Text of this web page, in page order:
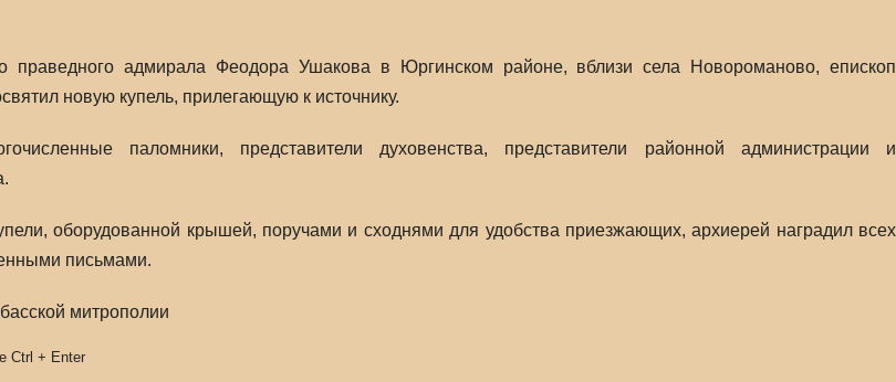
праведного адмирала Феодора Ушакова в Юргинском районе, вблизи села Новороманово, епископ
новую купель, прилегающую к источнику.
паломники, представители духовенства, представители районной администрации и
оборудованной крышей, поручами и сходнями для удобства приезжающих, архиерей наградил всех
письмами.
митрополии
Ctrl + Enter